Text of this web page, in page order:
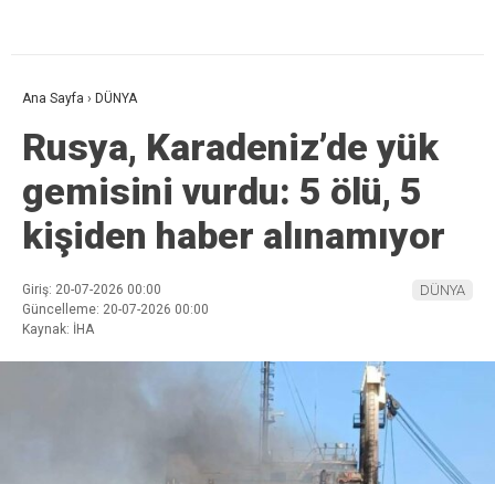
Ana Sayfa › DÜNYA
Rusya, Karadeniz’de yük
gemisini vurdu: 5 ölü, 5
kişiden haber alınamıyor
Giriş: 20-07-2026 00:00
Güncelleme: 20-07-2026 00:00
Kaynak: İHA
DÜNYA